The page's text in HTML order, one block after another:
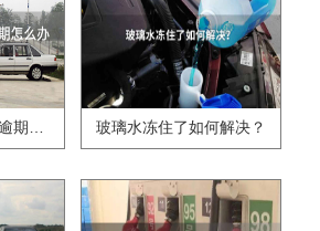
驾驶证到期没有换,逾期怎么办?? 玻璃水冻住了如何解决？